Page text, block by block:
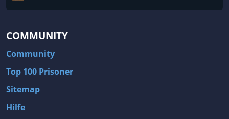
COMMUNITY
Community
Top 100 Prisoner
Sitemap
Hilfe